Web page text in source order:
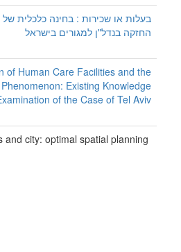
בעלות או שכירות : בחינה כלכלית של
החזקה בנדל"ן למגורים בישראל
of Human Care Facilities and the
Existing Knowledge
of the Case of Tel Aviv